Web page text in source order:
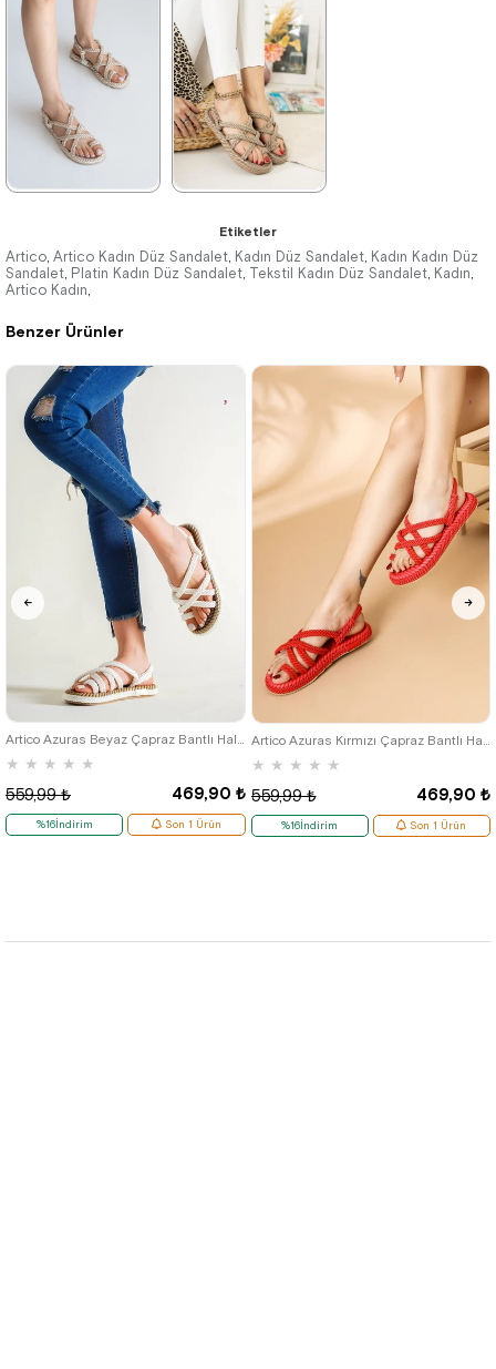
Benzer Ürünler
Artico Azuras Beyaz Çapraz Bantlı Halat Sandalet
★ ★ ★ ★ ★
469,90 ₺
559,99 ₺
%16İndirim Son 1 Ürün
36 37 38
★ ★ ★ ★ ★
469,90 ₺
559,99 ₺
%16İndirim Son 1 Ürün
469,90 ₺
559,99 ₺
%16İndirim
469,90 ₺
559,99 ₺
%16İndirim
469,90 ₺
559,99 ₺
★ ★ ★
469,90 ₺
559,99 ₺
Etiketler
Artico, Artico Kadın Düz Sandalet, Kadın Düz Sandalet, Kadın Kadın Düz
Sandalet, Platin Kadın Düz Sandalet, Tekstil Kadın Düz Sandalet, Kadın,
Artico Kadın,